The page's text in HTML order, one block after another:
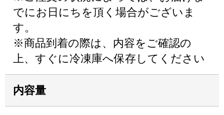
でにお日にちを頂く場合がございま
す。
※商品到着の際は、内容をご確認の
上、すぐに冷凍庫へ保存してください
内容量